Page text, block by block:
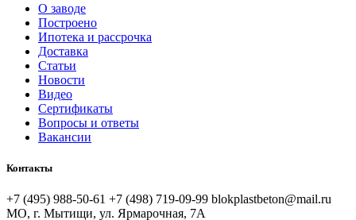
О заводе
Построено
Ипотека и рассрочка
Доставка
Статьи
Новости
Видео
Сертификаты
Вопросы и ответы
Вакансии
Контакты
+7 (495) 988-50-61 +7 (498) 719-09-99 blokplastbeton@mail.ru
МО, г. Мытищи, ул. Ярмарочная, 7А